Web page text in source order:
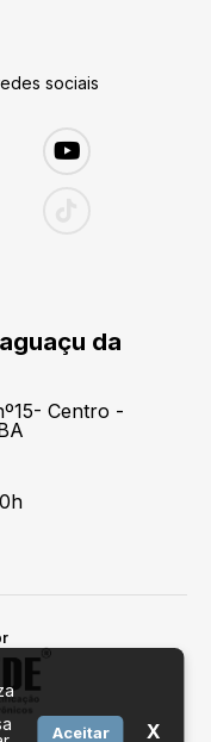
sociais
da
Centro -
Aceitar X